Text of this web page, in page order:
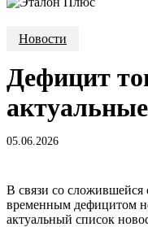
Новости
Дефицит
05.06.2026
В связи со
временным дефицитом
актуальный список